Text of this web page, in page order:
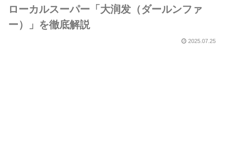
ローカルスーパー「大润发（ダールンファ
ー）」を徹底解説
2025.07.25